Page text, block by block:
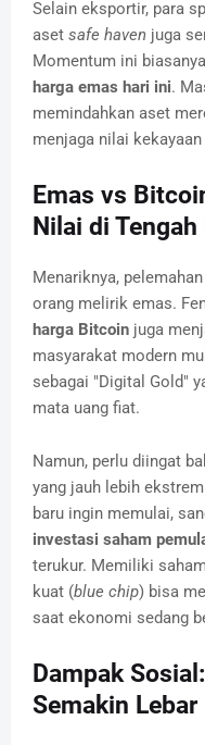
Selain eksportir, para
aset safe haven juga
Momentum ini
harga emas hari ini.
memindahkan aset
menjaga nilai
Emas vs
Nilai di
Menariknya,
orang melirik emas.
harga Bitcoin juga
masyarakat modern
sebagai "Digital Gold"
mata uang fiat.
Namun, perlu diingat
yang jauh lebih
baru ingin memulai,
investasi saham
terukur. Memiliki
kuat (blue chip) bisa
saat ekonomi sedang
Dampak
Semakin Lebar